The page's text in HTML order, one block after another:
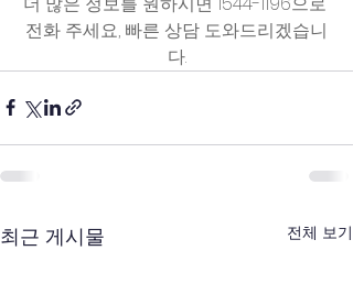
전화 주세요, 빠른 상담 도와드리겠습니
다.
최근 게시물 전체 보기